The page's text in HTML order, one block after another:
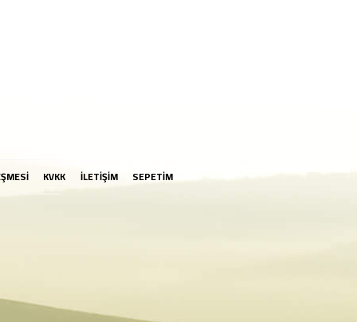
KVKK İLETİŞİM SEPETİM